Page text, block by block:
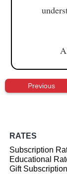
Previous
RATES
Subscription
Educational
Gift